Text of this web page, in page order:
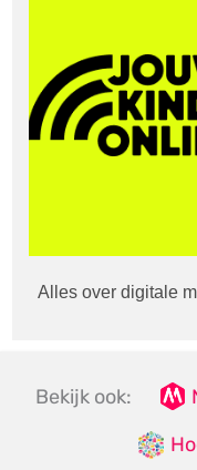
Alles over digitale
Bekijk ook: